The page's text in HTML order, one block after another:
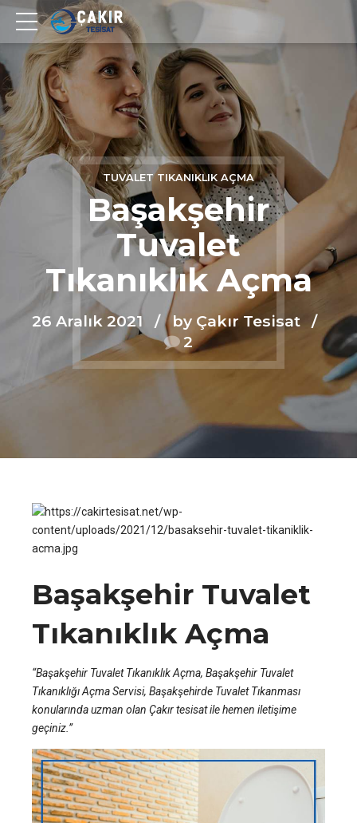
TUVALET TIKANIKLIK AÇMA
Başakşehir
Tuvalet
Tıkanıklık Açma
26 Aralık 2021
by Çakır Tesisat
2
Başakşehir Tuvalet
Tıkanıklık Açma
“Başakşehir Tuvalet Tıkanıklık Açma, Başakşehir Tuvalet
Tıkanıklığı Açma Servisi, Başakşehirde Tuvalet Tıkanması
konularında uzman olan Çakır tesisat ile hemen iletişime
geçiniz.”